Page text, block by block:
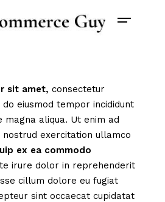
sit amet, consectetur
eiusmod tempor incididunt
aliqua. Ut enim ad
nostrud exercitation ullamco
ex ea commodo
irure dolor in reprehenderit
cillum dolore eu fugiat
sint occaecat cupidatat